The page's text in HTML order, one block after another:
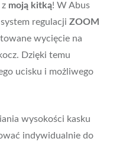
moją kitką! W Abus
regulacji ZOOM
wycięcie na
Dzięki temu
ucisku i możliwego
wysokości kasku
indywidualnie do